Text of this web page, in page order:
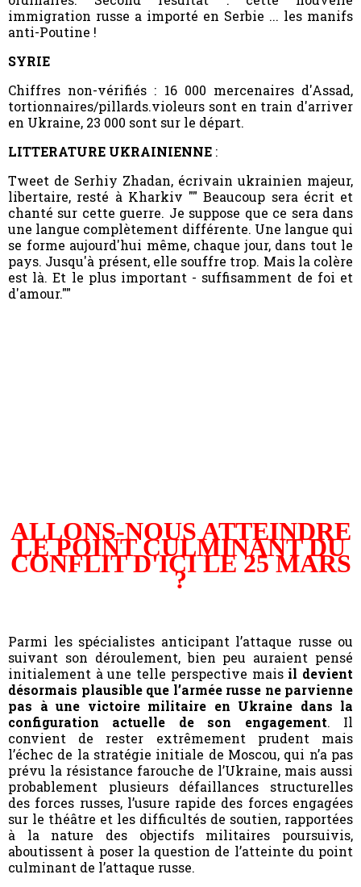
immigration russe a importé en Serbie ... les manifs
anti-Poutine !
SYRIE
Chiffres non-vérifiés : 16 000 mercenaires d'Assad,
tortionnaires/pillards.violeurs sont en train d'arriver
en Ukraine, 23 000 sont sur le départ.
LITTERATURE UKRAINIENNE :
Tweet de Serhiy Zhadan, écrivain ukrainien majeur,
libertaire, resté à Kharkiv "" Beaucoup sera écrit et
chanté sur cette guerre. Je suppose que ce sera dans
une langue complètement différente. Une langue qui
se forme aujourd'hui même, chaque jour, dans tout le
pays. Jusqu'à présent, elle souffre trop. Mais la colère
est là. Et le plus important - suffisamment de foi et
d'amour.""
ALLONS-NOUS ATTEINDRE
LE POINT CULMINANT DU
CONFLIT D'ICI LE 25 MARS
?
Parmi les spécialistes anticipant l’attaque russe ou
suivant son déroulement, bien peu auraient pensé
initialement à une telle perspective mais il devient
désormais plausible que l’armée russe ne parvienne
pas à une victoire militaire en Ukraine dans la
configuration actuelle de son engagement. Il
convient de rester extrêmement prudent mais
l’échec de la stratégie initiale de Moscou, qui n’a pas
prévu la résistance farouche de l’Ukraine, mais aussi
probablement plusieurs défaillances struc­turelles
des forces russes, l’usure rapide des forces engagées
sur le théâtre et les difficultés de soutien, rapportées
à la nature des objectifs militaires poursuivis,
aboutissent à poser la question de l’atteinte du point
culminant de l’attaque russe.